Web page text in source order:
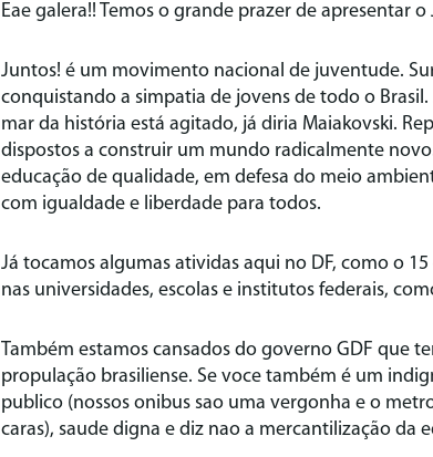
Eae galera!! Temos o grande prazer de apresentar o
Juntos! é um movimento nacional de juventude.
conquistando a simpatia de jovens de todo o
mar da história está agitado, já diria Maiakovski.
dispostos a construir um mundo radicalmente
educação de qualidade, em defesa do meio
com igualdade e liberdade para todos.
Já tocamos algumas atividas aqui no DF, como o
nas universidades, escolas e institutos federais,
Também estamos cansados do governo GDF que
propulação brasiliense. Se voce também é um
publico (nossos onibus sao uma vergonha e o
caras), saude digna e diz nao a mercantilização da